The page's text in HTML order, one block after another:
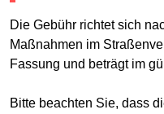
Die Gebühr richtet sich
Maßnahmen im
Fassung und beträgt im
Bitte beachten Sie, dass